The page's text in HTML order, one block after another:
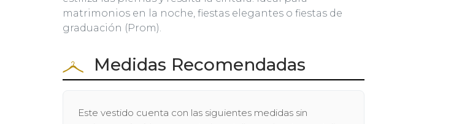
matrimonios en la noche, fiestas elegantes o fiestas de
graduación (Prom).
Medidas Recomendadas
Este vestido cuenta con las siguientes medidas sin